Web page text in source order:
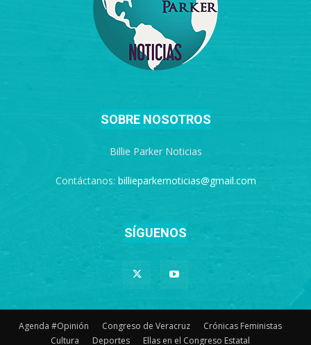
SOBRE NOSOTROS
Billie Parker Noticias
Contáctanos: billieparkernoticias@gmail.com
SÍGUENOS
Agenda #Opinión Congreso de Veracruz
Crónicas Feministas
Cultura
Deportes Ellas en el Congreso Estatal